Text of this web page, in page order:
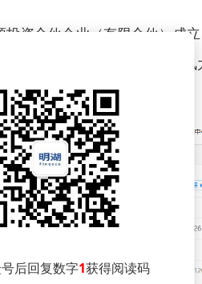
资合伙企业（有限合伙）成
，该合伙企业由莱西市沃尔
司共同出资。
后回复数字1获得阅读码